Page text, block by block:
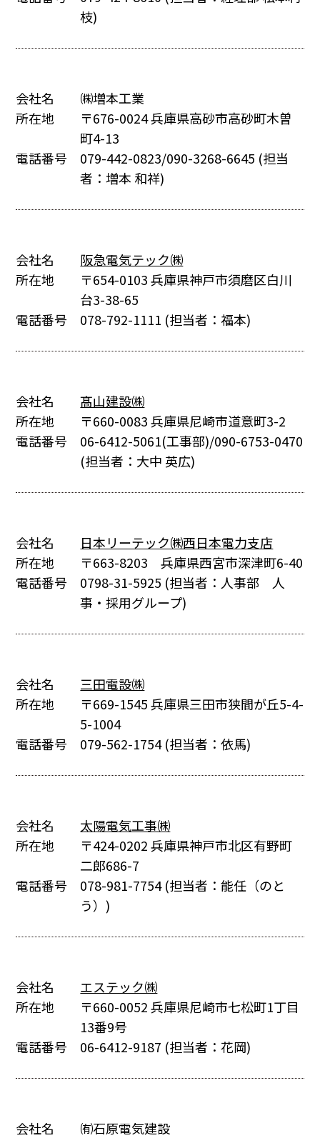
枝)
会社名
㈱増本工業
所在地
〒676-0024 兵庫県高砂市高砂町木曽
町4-13
電話番号
079-442-0823/090-3268-6645 (担当
者：増本 和祥)
会社名
阪急電気テック㈱
所在地
〒654-0103 兵庫県神戸市須磨区白川
台3-38-65
電話番号
078-792-1111 (担当者：福本)
会社名
髙山建設㈱
所在地
〒660-0083 兵庫県尼崎市道意町3-2
電話番号
06-6412-5061(工事部)/090-6753-0470
(担当者：大中 英広)
会社名
日本リーテック㈱西日本電力支店
所在地
〒663-8203 兵庫県西宮市深津町6-40
電話番号
0798-31-5925 (担当者：人事部 人
事・採用グループ)
会社名
三田電設㈱
所在地
〒669-1545 兵庫県三田市狭間が丘5-4-
5-1004
電話番号
079-562-1754 (担当者：依馬)
会社名
太陽電気工事㈱
所在地
〒424-0202 兵庫県神戸市北区有野町
二郎686-7
電話番号
078-981-7754 (担当者：能任（のと
う）)
会社名
エステック㈱
所在地
〒660-0052 兵庫県尼崎市七松町1丁目
13番9号
電話番号
06-6412-9187 (担当者：花岡)
会社名
㈲石原電気建設